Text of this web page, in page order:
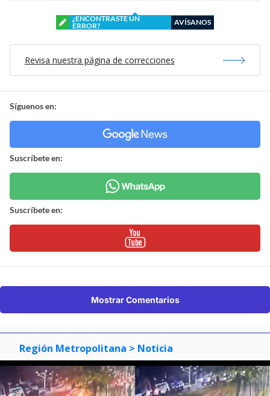
¿ENCONTRASTE UN
ERROR?
AVÍSANOS
Revisa nuestra página de correcciones
Síguenos en:
Suscríbete en:
Suscríbete en:
Mostrar Comentarios
Región Metropolitana > Noticia